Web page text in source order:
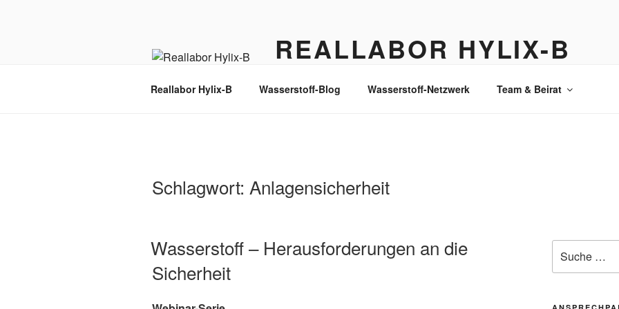
REALLABOR HYLIX-B
Reallabor Hylix-B Wasserstoff-Blog Wasserstoff-Netzwerk Team & Beirat
Schlagwort: Anlagensicherheit
Wasserstoff – Herausforderungen an die
Sicherheit